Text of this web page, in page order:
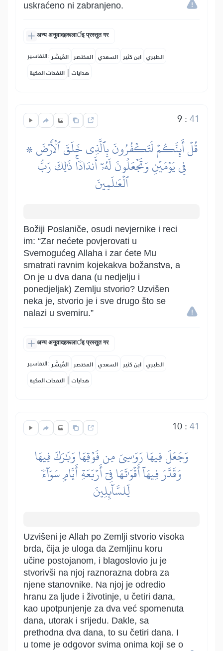
uskraćeno ni zabranjeno.
अन्य अनुवादहरूलार्इ प्रस्तुत गर
التفاسير: المُيسَّر المختصر السعدي ابن كثير الطبري
النفحات المكية | هدايات
9:41
۞ قُلۡ أَئِنَّكُمۡ لَتَكۡفُرُونَ بِٱلَّذِي خَلَقَ ٱلۡأَرۡضَ
فِي يَوۡمَيۡنِ وَتَجۡعَلُونَ لَهُۥٓ أَندَادٗاۚ ذَٰلِكَ رَبُّ
ٱلۡعَٰلَمِينَ
Božiji Poslaniče, osudi nevjernike i reci
im: “Zar nećete povjerovati u
Svemogućeg Allaha i zar ćete Mu
smatrati ravnim kojekakva božanstva, a
On je u dva dana (u nedjelju i
ponedjeljak) Zemlju stvorio? Uzvišen
neka je, stvorio je i sve drugo što se
nalazi u svemiru.”
अन्य अनुवादहरूलार्इ प्रस्तुत गर
التفاسير: المُيسَّر المختصر السعدي ابن كثير الطبري
النفحات المكية | هدايات
10:41
وَجَعَلَ فِيهَا رَوَٰسِيَ مِن فَوۡقِهَا وَبَٰرَكَ فِيهَا
وَقَدَّرَ فِيهَآ أَقۡوَٰتَهَا فِيٓ أَرۡبَعَةِ أَيَّامٖ سَوَآءٗ
لِّلسَّآئِلِينَ
Uzvišeni je Allah po Zemlji stvorio visoka
brda, čija je uloga da Zemljinu koru
učine postojanom, i blagoslovio ju je
stvorivši na njoj raznorazna dobra za
njene stanovnike. Na njoj je odredio
hranu za ljude i životinje, u četiri dana,
kao upotpunjenje za dva već spomenuta
dana, utorak i srijedu. Dakle, sa
prethodna dva dana, to su četiri dana. I
u tome je odgovor svima onima koji se o